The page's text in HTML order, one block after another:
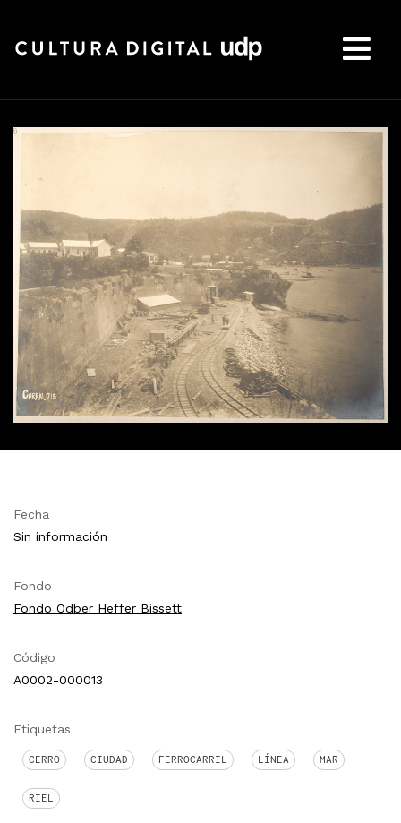
Fecha
Sin información
Fondo
Fondo Odber Heffer Bissett
Código
A0002-000013
Etiquetas
CERRO CIUDAD FERROCARRIL LÍNEA MAR
RIEL